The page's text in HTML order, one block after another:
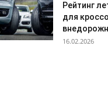
Рейтинг
для
16.02.2026